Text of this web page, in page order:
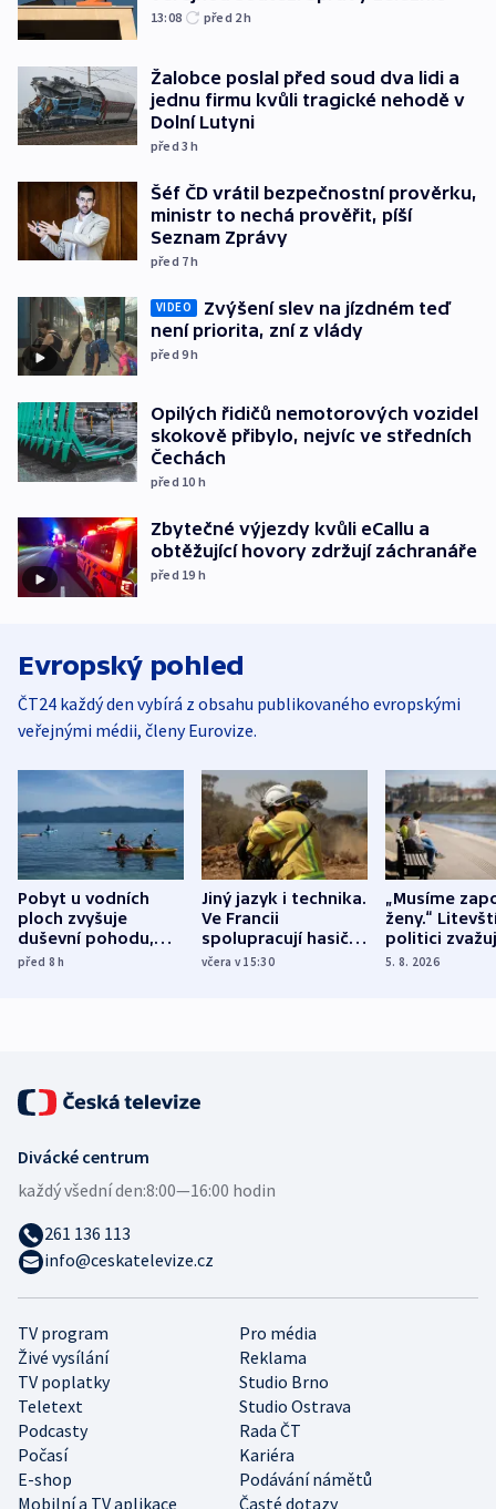
13:08 před 2h
Žalobce poslal před soud dva lidi a
jednu firmu kvůli tragické nehodě v
Dolní Lutyni
před 3h
Šéf ČD vrátil bezpečnostní prověrku,
ministr to nechá prověřit, píší
Seznam Zprávy
před 7h
VIDEO
Zvýšení slev na jízdném teď
není priorita, zní z vlády
před 9h
Opilých řidičů nemotorových vozidel
skokově přibylo, nejvíc ve středních
Čechách
před 10 h
Zbytečné výjezdy kvůli eCallu a
obtěžující hovory zdržují záchranáře
před 19 h
Evropský pohled
ČT24 každý den vybírá z obsahu publikovaného evropskými
veřejnými médii, členy Eurovize.
Pobyt u vodních
ploch zvyšuje
duševní pohodu,
ukázala
před 8h
Jiný jazyk i technika.
Ve Francii
spolupracují hasiči z
různých zemí
včera v 15:30
„Musíme
ženy.“
politici
dohodu o
5. 8. 2026
TV program
Pro média
Živé vysílání
Reklama
TV poplatky
Studio Brno
Teletext
Studio Ostrava
Podcasty
Rada ČT
Počasí
Kariéra
E-shop
Podávání námětů
Mobilní a TV aplikace
Časté dotazy
Divácké centrum
každý všední den:8:00—16:00 hodin
261 136 113
info@ceskatelevize.cz